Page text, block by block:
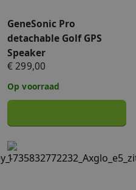
GeneSonic Pro
detachable Golf GPS
Speaker
€ 299,00
Op voorraad
Axglo zitje voor alle e3 en